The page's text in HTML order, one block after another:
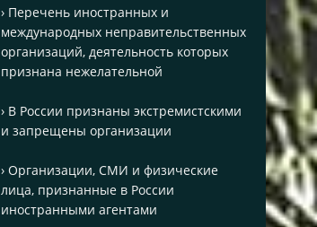
› Перечень иностранных и
международных неправительственных
организаций, деятельность которых
признана нежелательной
› В России признаны экстремистскими
и запрещены организации
› Организации, СМИ и физические
лица, признанные в России
иностранными агентами